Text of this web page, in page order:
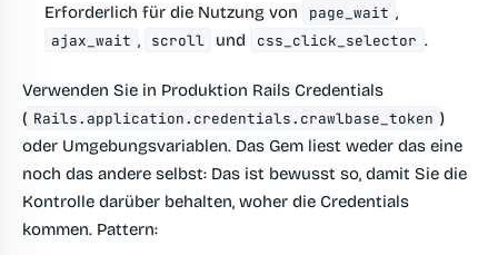
Erforderlich für die Nutzung von
page_wait ,
ajax_wait , scroll und css_click_selector .
Verwenden Sie in Produktion Rails Credentials
( Rails.application.credentials.crawlbase_token )
oder Umgebungsvariablen. Das Gem liest weder das eine
noch das andere selbst: Das ist bewusst so, damit Sie die
Kontrolle darüber behalten, woher die Credentials
kommen. Pattern: